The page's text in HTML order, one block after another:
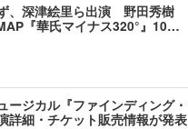
、深津絵里ら出演 野田秀樹
『華氏マイナス320°』10…
ージカル『ファインディング・
詳細・チケット販売情報が発表